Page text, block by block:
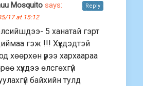
Mosquito says:
17 at 15:12
5 ханатай гэрт
гэж !!! Хүүхдэдтэй
хөөрхөн үрээ хархаараа
хүүхдээ өлсгөхгүй
байхийн тулд
Reply